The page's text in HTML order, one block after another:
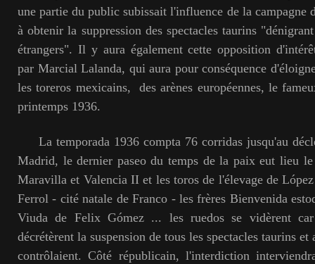
une partie du public subissait l'influence de la campagne
à obtenir la suppression des spectacles taurins
étrangers". Il y aura également cette opposition
par Marcial Lalanda, qui aura pour conséquence
les toreros mexicains, des arènes européennes, le
printemps 1936.
La temporada 1936 compta 76 corridas jusqu'au
Madrid, le dernier paseo du temps de la paix eut lieu
Maravilla et Valencia II et les toros de l'élevage de
Ferrol - cité natale de Franco - les frères Bienvenida
Viuda de Felix Gómez ... les ruedos se vidèrent
décrétèrent la suspension de tous les spectacles taurins
contrôlaient. Côté républicain, l'interdiction